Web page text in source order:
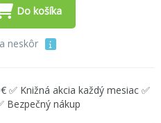
Do košíka
neskôr
✅ Knižná akcia každý mesiac ✅
Bezpečný nákup